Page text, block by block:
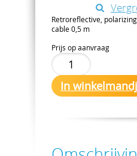
Retroreflective,
cable 0,5 m
Prijs op aanvraag
In